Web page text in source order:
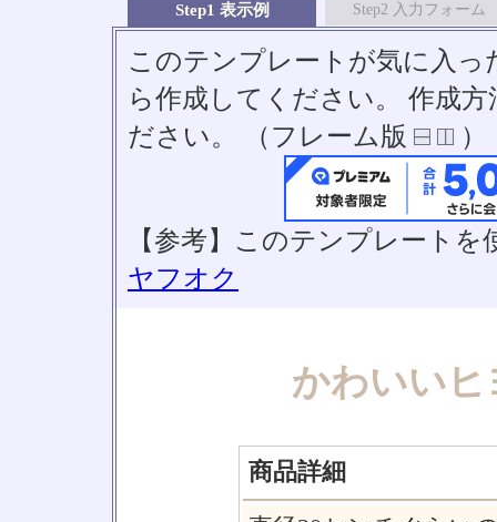
Step1 表示例 Step2 入力フォーム
このテンプレートが気に入っ
ら作成してください。 作成
ださい。 （フレーム版
）
【参考】このテンプレート
ヤフオク
かわいい
商品詳細